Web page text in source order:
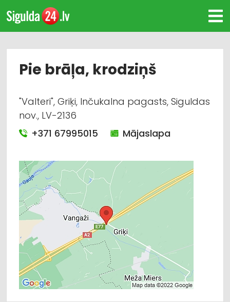
Pie brāļa, krodziņš
"Valteri", Griķi, Inčukalna pagasts, Siguldas
nov., LV-2136
+371 67995015
Mājaslapa